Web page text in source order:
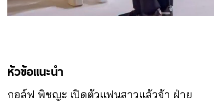
หัวข้อแนะนำ
กอล์ฟ พิชญะ เปิดตัวเเฟนสาวเเล้วจ้า ฝ่าย